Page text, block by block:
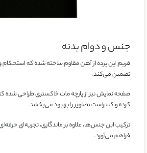
جنس و دوام بدنه
فریم این پرده از آهن مقاوم ساخته شده که استحکام و
تضمین می‌کند.
صفحه نمایش نیز از پارچه مات خاکستری طراحی شده که
کرده و کنتراست تصاویر را بهبود می‌بخشد.
ترکیب این جنس‌ها، علاوه بر ماندگاری، تجربه‌ای
فراهم می‌آورد.